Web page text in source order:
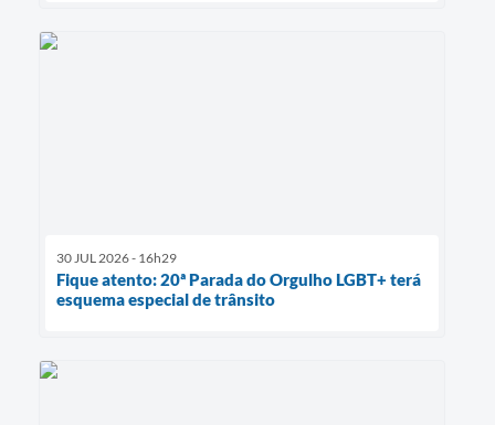
30 JUL 2026 - 16h29
Fique atento: 20ª Parada do Orgulho LGBT+ terá
esquema especial de trânsito